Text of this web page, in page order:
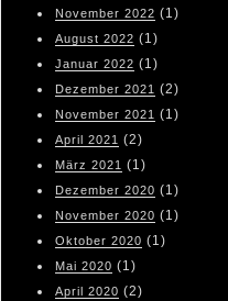
November 2022 (1)
August 2022 (1)
Januar 2022 (1)
Dezember 2021 (2)
November 2021 (1)
April 2021 (2)
März 2021 (1)
Dezember 2020 (1)
November 2020 (1)
Oktober 2020 (1)
Mai 2020 (1)
April 2020 (2)